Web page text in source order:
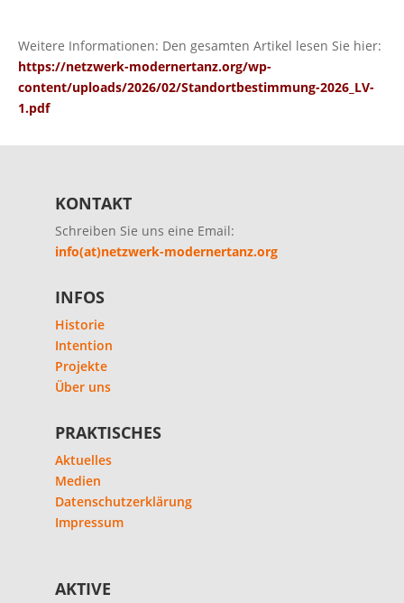
Weitere Informationen: Den gesamten Artikel lesen Sie hier:
https://netzwerk-modernertanz.org/wp-
content/uploads/2026/02/Standortbestimmung-2026_LV-
1.pdf
KONTAKT
Schreiben Sie uns eine Email:
info(at)netzwerk-modernertanz.org
INFOS
Historie
Intention
Projekte
Über uns
PRAKTISCHES
Aktuelles
Medien
Datenschutzerklärung
Impressum
AKTIVE